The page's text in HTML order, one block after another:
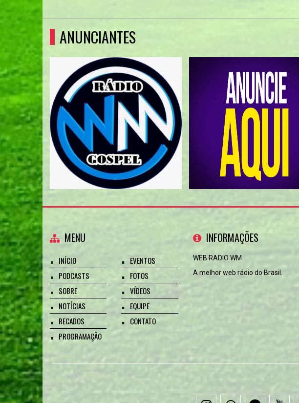
ANUNCIANTES
MENU
INÍCIO
PODCASTS
SOBRE
NOTÍCIAS
RECADOS
PROGRAMAÇÃO
EVENTOS
FOTOS
VÍDEOS
EQUIPE
CONTATO
INFORMAÇÕES
WEB RADIO WM
A melhor web rádio do Brasil.